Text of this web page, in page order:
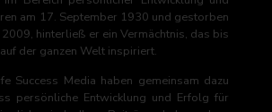
am 17. September 1930 und gestorben
hinterließ er ein Vermächtnis, das bis
der ganzen Welt inspiriert.
Success Media haben gemeinsam dazu
persönliche Entwicklung und Erfolg für